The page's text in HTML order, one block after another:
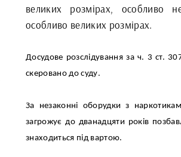
великих розмірах, особливо
особливо великих розмірах.
Досудове розслідування за ч. 3 ст.
скеровано до суду.
За незаконні оборудки з
загрожує до дванадцяти років
знаходиться під вартою.